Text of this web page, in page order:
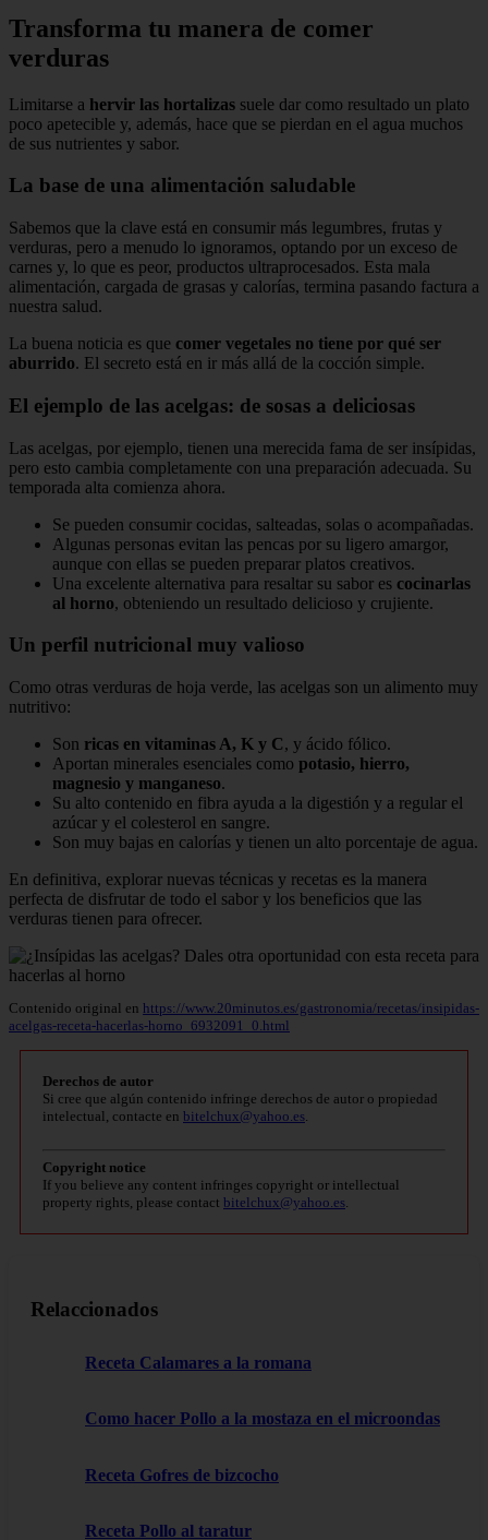
Transforma tu manera de comer
verduras
Limitarse a hervir las hortalizas suele dar como resultado un plato
poco apetecible y, además, hace que se pierdan en el agua muchos
de sus nutrientes y sabor.
La base de una alimentación saludable
Sabemos que la clave está en consumir más legumbres, frutas y
verduras, pero a menudo lo ignoramos, optando por un exceso de
carnes y, lo que es peor, productos ultraprocesados. Esta mala
alimentación, cargada de grasas y calorías, termina pasando factura a
nuestra salud.
La buena noticia es que comer vegetales no tiene por qué ser
aburrido. El secreto está en ir más allá de la cocción simple.
El ejemplo de las acelgas: de sosas a deliciosas
Las acelgas, por ejemplo, tienen una merecida fama de ser insípidas,
pero esto cambia completamente con una preparación adecuada. Su
temporada alta comienza ahora.
Se pueden consumir cocidas, salteadas, solas o acompañadas.
Algunas personas evitan las pencas por su ligero amargor,
aunque con ellas se pueden preparar platos creativos.
Una excelente alternativa para resaltar su sabor es cocinarlas
al horno, obteniendo un resultado delicioso y crujiente.
Un perfil nutricional muy valioso
Como otras verduras de hoja verde, las acelgas son un alimento muy
nutritivo:
Son ricas en vitaminas A, K y C, y ácido fólico.
Aportan minerales esenciales como potasio, hierro,
magnesio y manganeso.
Su alto contenido en fibra ayuda a la digestión y a regular el
azúcar y el colesterol en sangre.
Son muy bajas en calorías y tienen un alto porcentaje de agua.
En definitiva, explorar nuevas técnicas y recetas es la manera
perfecta de disfrutar de todo el sabor y los beneficios que las
verduras tienen para ofrecer.
Contenido original en https://www.20minutos.es/gastronomia/recetas/insipidas-
acelgas-receta-hacerlas-horno_6932091_0.html
Derechos de autor
Si cree que algún contenido infringe derechos de autor o propiedad
intelectual, contacte en bitelchux@yahoo.es
Copyright notice
If you believe any content infringes copyright or intellectual
property rights, please contact bitelchux@yahoo.es
Relaccionados
Receta Calamares a la romana
Como hacer Pollo a la mostaza en el microondas
Receta Gofres de bizcocho
Receta Pollo al taratur